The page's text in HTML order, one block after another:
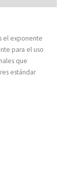
el exponente
para el uso
que
estándar